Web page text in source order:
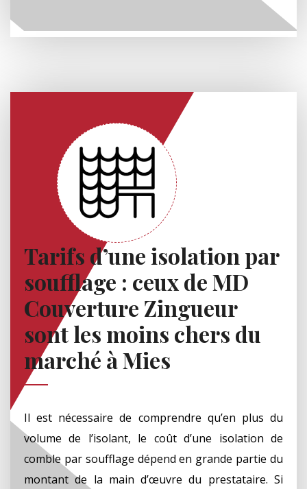
Tarifs d’une isolation par
soufflage : ceux de MD
Couverture Zingueur
sont les moins chers du
marché à Mies
Il est nécessaire de comprendre qu’en plus du
volume de l’isolant, le coût d’une isolation de
comble par soufflage dépend en grande partie du
montant de la main d’œuvre du prestataire. Si